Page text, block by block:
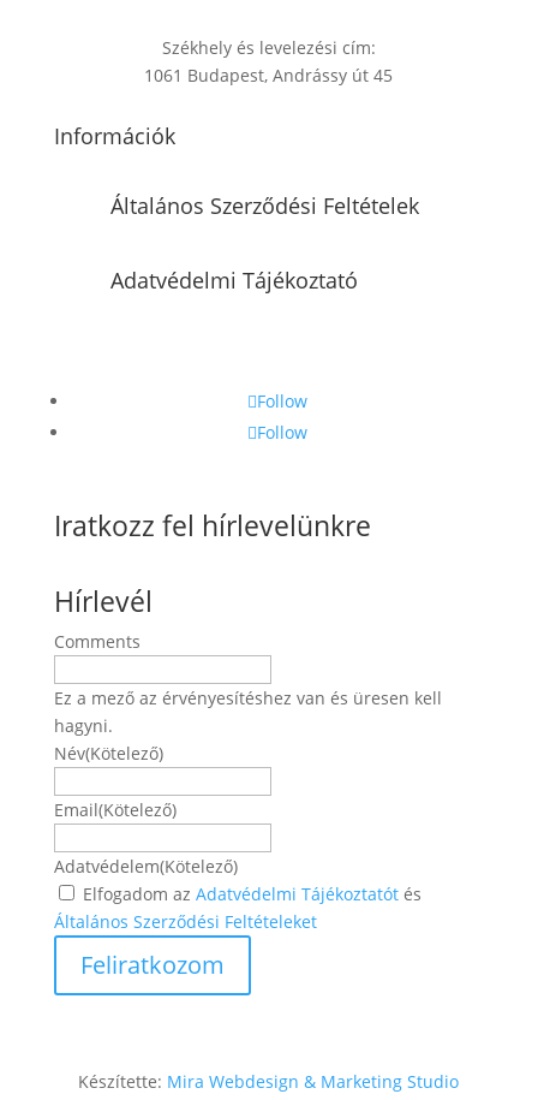
Székhely és levelezési cím:
1061 Budapest, Andrássy út 45
Információk
Általános Szerződési Feltételek
Adatvédelmi Tájékoztató
Follow
Follow
Iratkozz fel hírlevelünkre
Hírlevél
Comments
Ez a mező az érvényesítéshez van és üresen kell
hagyni.
Név(Kötelező)
Email(Kötelező)
Adatvédelem(Kötelező)
Elfogadom az Adatvédelmi Tájékoztatótés
Általános Szerződési Feltételeket
Készítette: Mira Webdesign & Marketing Studio